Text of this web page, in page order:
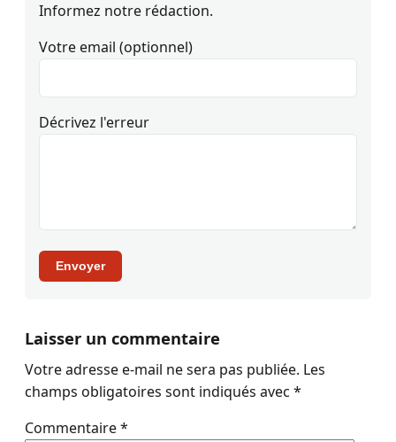
Informez notre rédaction.
Votre email (optionnel)
Décrivez l'erreur
Envoyer
Laisser un commentaire
Votre adresse e-mail ne sera pas publiée. Les
champs obligatoires sont indiqués avec *
Commentaire*